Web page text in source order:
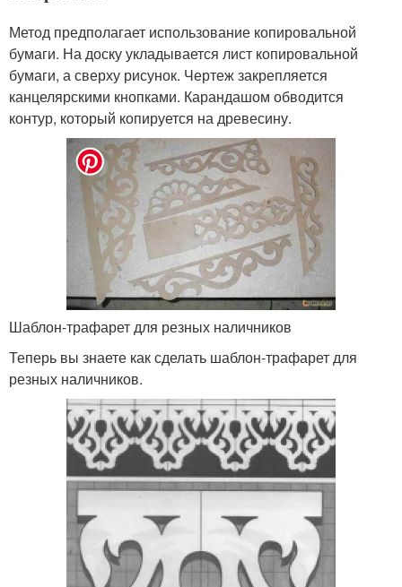
Метод предполагает использование копировальной
бумаги. На доску укладывается лист копировальной
бумаги, а сверху рисунок. Чертеж закрепляется
канцелярскими кнопками. Карандашом обводится
контур, который копируется на древесину.
Шаблон-трафарет для резных наличников
Теперь вы знаете как сделать шаблон-трафарет для
резных наличников.